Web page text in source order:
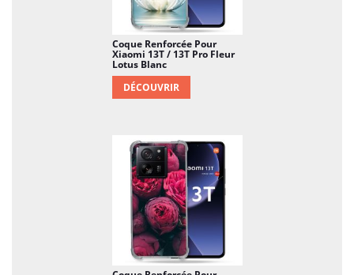
Coque Renforcée Pour
Xiaomi 13T / 13T Pro Fleur
Lotus Blanc
DÉCOUVRIR